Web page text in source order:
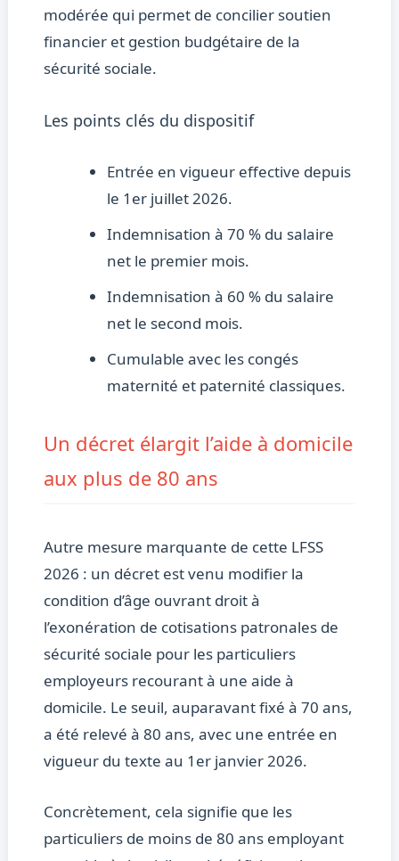
modérée qui permet de concilier soutien
financier et gestion budgétaire de la
sécurité sociale.
Les points clés du dispositif
Entrée en vigueur effective depuis
le 1er juillet 2026.
Indemnisation à 70 % du salaire
net le premier mois.
Indemnisation à 60 % du salaire
net le second mois.
Cumulable avec les congés
maternité et paternité classiques.
Un décret élargit l’aide à domicile
aux plus de 80 ans
Autre mesure marquante de cette LFSS
2026 : un décret est venu modifier la
condition d’âge ouvrant droit à
l’exonération de cotisations patronales de
sécurité sociale pour les particuliers
employeurs recourant à une aide à
domicile. Le seuil, auparavant fixé à 70 ans,
a été relevé à 80 ans, avec une entrée en
vigueur du texte au 1er janvier 2026.
Concrètement, cela signifie que les
particuliers de moins de 80 ans employant